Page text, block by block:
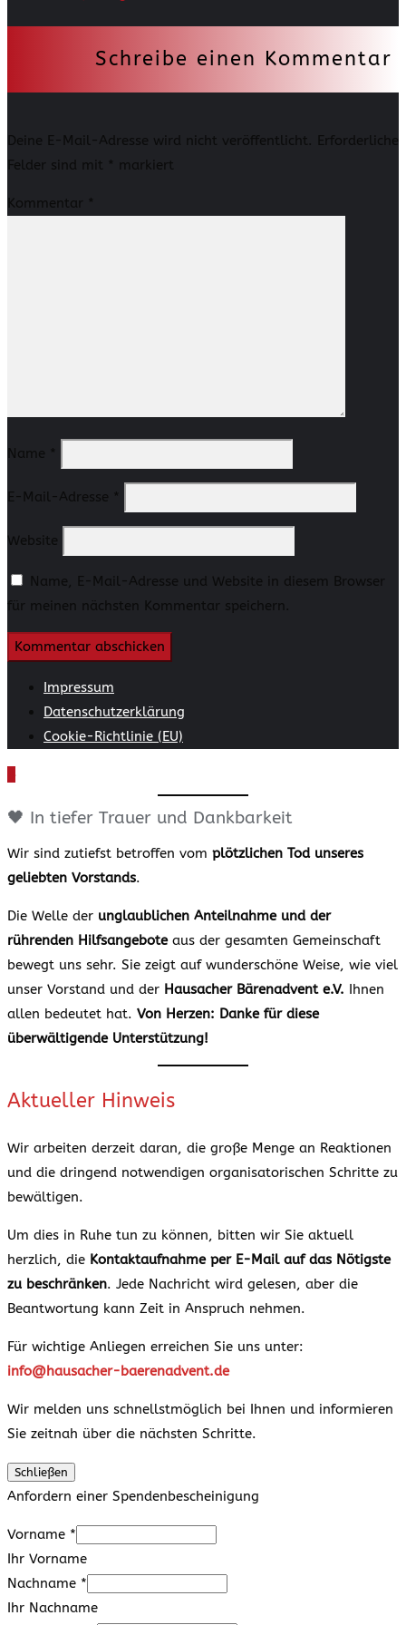
Schreibe einen Kommentar
Deine E-Mail-Adresse wird nicht veröffentlicht. Erforderliche
Felder sind mit * markiert
Kommentar *
Name *
E-Mail-Adresse *
Website
Name, E-Mail-Adresse und Website in diesem Browser
für meinen nächsten Kommentar speichern.
Impressum
Datenschutzerklärung
Cookie-Richtlinie (EU)
🖤 In tiefer Trauer und Dankbarkeit
Wir sind zutiefst betroffen vom plötzlichen Tod unseres
geliebten Vorstands.
Die Welle der unglaublichen Anteilnahme und der
rührenden Hilfsangeboteaus der gesamten Gemeinschaft
bewegt uns sehr. Sie zeigt auf wunderschöne Weise, wie viel
unser Vorstand und der Hausacher Bärenadvent e.V. Ihnen
allen bedeutet hat. Von Herzen: Danke für diese
überwältigende Unterstützung!
Aktueller Hinweis
Wir arbeiten derzeit daran, die große Menge an Reaktionen
und die dringend notwendigen organisatorischen Schritte zu
bewältigen.
Um dies in Ruhe tun zu können, bitten wir Sie aktuell
herzlich, die Kontaktaufnahme per E-Mail auf das Nötigste
zu beschränken. Jede Nachricht wird gelesen, aber die
Beantwortung kann Zeit in Anspruch nehmen.
Für wichtige Anliegen erreichen Sie uns unter:
info@hausacher-baerenadvent.de
Wir melden uns schnellstmöglich bei Ihnen und informieren
Sie zeitnah über die nächsten Schritte.
Schließen
Anfordern einer Spendenbescheinigung
Vorname *
Ihr Vorname
Nachname *
Ihr Nachname